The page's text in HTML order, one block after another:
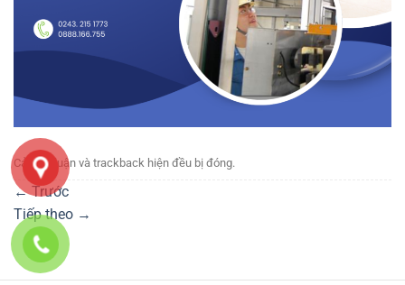
Cả bình luận và trackback hiện đều bị đóng.
←Trước
Tiếp theo →